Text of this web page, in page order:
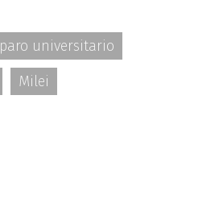
paro universitario
Milei